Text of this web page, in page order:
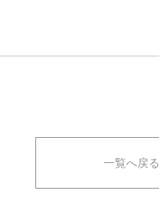
一覧へ戻る